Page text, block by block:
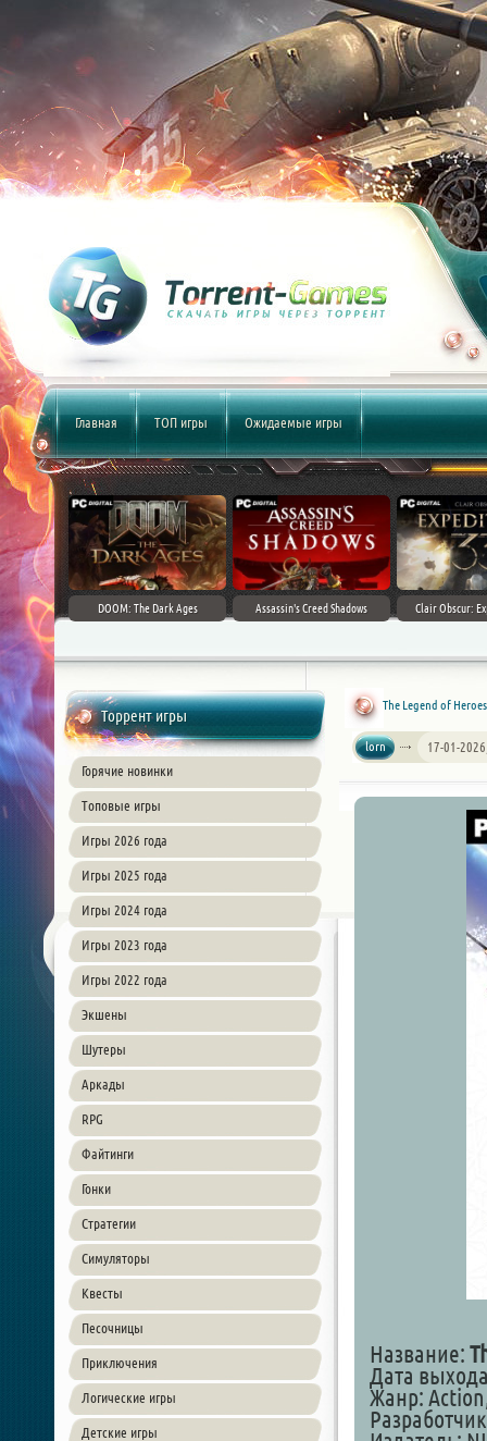
Главная ТОП игры Ожидаемые игры
DOOM: The Dark Ages Assassin's Creed Shadows Clair Obscur:
Торрент игры
Горячие новинки
Топовые игры
Игры 2026 года
Игры 2025 года
Игры 2024 года
Игры 2023 года
Игры 2022 года
Экшены
Шутеры
Аркады
RPG
Файтинги
Гонки
Стратегии
Симуляторы
Квесты
Песочницы
Приключения
Логические игры
Детские игры
The Legend of
lorn 17-01-
Название:
Дата
Жанр: